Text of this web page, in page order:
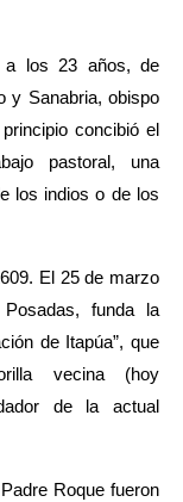
a los 23 años, de
y Sanabria, obispo
concibió el
pastoral, una
los indios o de los
El 25 de marzo
funda la
de Itapúa”, que
vecina (hoy
de la actual
Roque fueron